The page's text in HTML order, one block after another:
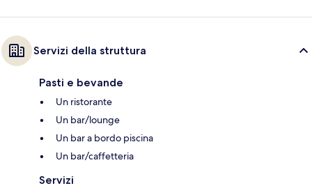
Servizi della struttura
Pasti e bevande
Un ristorante
Un bar/lounge
Un bar a bordo piscina
Un bar/caffetteria
Servizi